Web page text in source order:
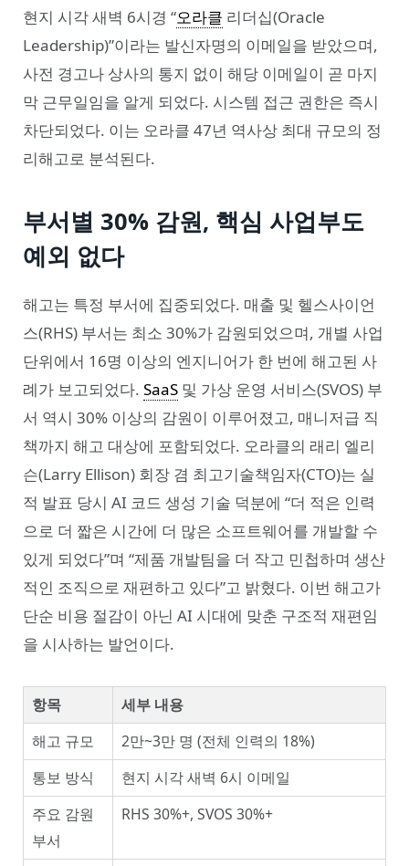
현지 시각 새벽 6시경 “오라클 리더십(Oracle
Leadership)”이라는 발신자명의 이메일을 받았으며,
사전 경고나 상사의 통지 없이 해당 이메일이 곧 마지
막 근무일임을 알게 되었다. 시스템 접근 권한은 즉시
차단되었다. 이는 오라클 47년 역사상 최대 규모의 정
리해고로 분석된다.
부서별 30% 감원, 핵심 사업부도
예외 없다
해고는 특정 부서에 집중되었다. 매출 및 헬스사이언
스(RHS) 부서는 최소 30%가 감원되었으며, 개별 사업
단위에서 16명 이상의 엔지니어가 한 번에 해고된 사
례가 보고되었다. SaaS 및 가상 운영 서비스(SVOS) 부
서 역시 30% 이상의 감원이 이루어졌고, 매니저급 직
책까지 해고 대상에 포함되었다. 오라클의 래리 엘리
슨(Larry Ellison) 회장 겸 최고기술책임자(CTO)는 실
적 발표 당시 AI 코드 생성 기술 덕분에 “더 적은 인력
으로 더 짧은 시간에 더 많은 소프트웨어를 개발할 수
있게 되었다”며 “제품 개발팀을 더 작고 민첩하며 생산
적인 조직으로 재편하고 있다”고 밝혔다. 이번 해고가
단순 비용 절감이 아닌 AI 시대에 맞춘 구조적 재편임
을 시사하는 발언이다.
항목
세부 내용
해고 규모
2만~3만 명 (전체 인력의 18%)
통보 방식
현지 시각 새벽 6시 이메일
주요 감원
부서
RHS 30%+, SVOS 30%+